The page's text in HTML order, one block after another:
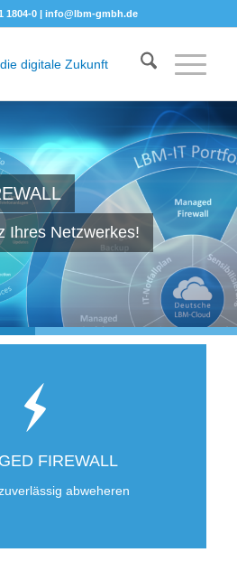
1804-0 | info@lbm-gmbh.de
Ihres Netzwerkes!
FIREWALL
abweheren